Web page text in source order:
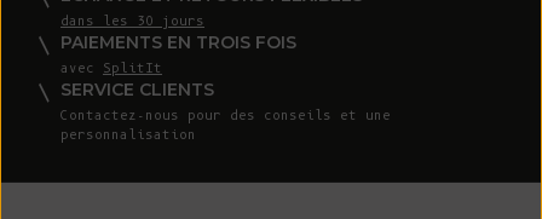
dans les 30 jours
PAIEMENTS EN TROIS FOIS
avec SplitIt
SERVICE CLIENTS
Contactez-nous pour des conseils et une
personnalisation